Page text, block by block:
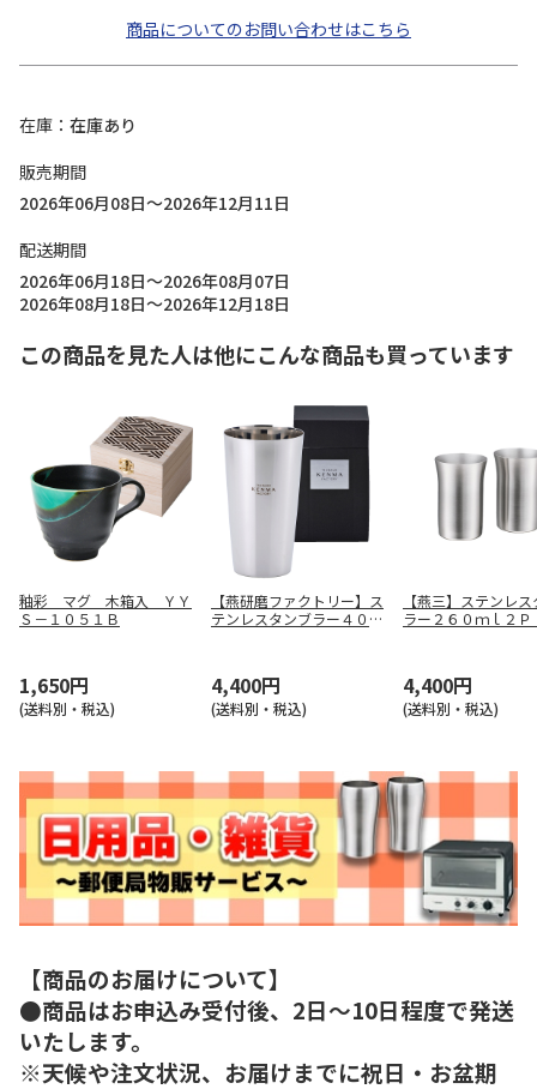
商品についてのお問い合わせはこちら
在庫
在庫あり
販売期間
2026年06月08日～2026年12月11日
配送期間
2026年06月18日～2026年08月07日
2026年08月18日～2026年12月18日
この商品を見た人は他にこんな商品も買っています
釉彩 マグ 木箱入 ＹＹ
Ｓ－１０５１Ｂ
1,650円
(送料別・税込)
【燕研磨ファクトリー】ス
テンレスタンブラー４００
4,400円
(送料別・税込)
【燕三】ステンレ
ラー２６０ｍｌ２
4,400円
(送料別・税込)
【商品のお届けについて】
●商品はお申込み受付後、2日～10日程度で発送
いたします。
※天候や注文状況、お届けまでに祝日・お盆期